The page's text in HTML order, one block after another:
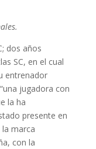
dos años
SC, en el cual
entrenador
jugadora con
la ha
presente en
marca
con la